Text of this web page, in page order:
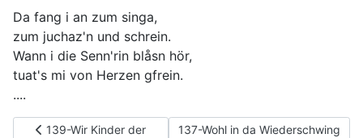
Da fang i an zum singa,
zum juchaz'n und schrein.
Wann i die Senn'rin blåsn hör,
tuat's mi von Herzen gfrein.
....
Vorheriger Beitrag: 139-Wir Kinder der Berge
139-Wir Kinder der
Nächster Beitrag: 137-Wohl in da
137-Wohl in da Wiederschwing